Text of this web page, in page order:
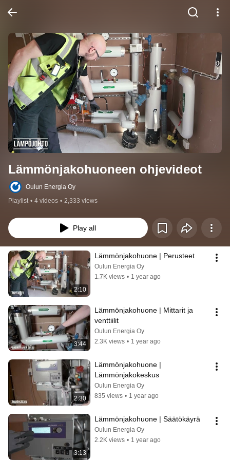
Lämmönjakohuoneen ohjevideot
Oulun Energia Oy
Playlist • 4 videos • 2,333 views
Play all
2:10
Lämmönjakohuone | Perusteet
Oulun Energia Oy
1.7K views • 1 year ago
3:44
Lämmönjakohuone | Mittarit ja
venttiilit
Oulun Energia Oy
2.3K views • 1 year ago
2:30
Lämmönjakohuone |
Lämmönjakokeskus
Oulun Energia Oy
835 views • 1 year ago
3:13
Lämmönjakohuone | Säätökäyrä
Oulun Energia Oy
2.2K views • 1 year ago